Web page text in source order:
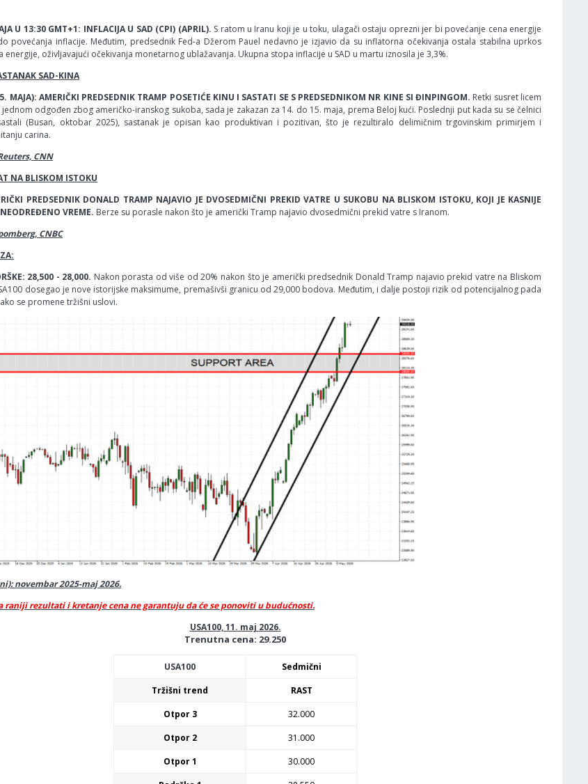
U 13:30 GMT+1: INFLACIJA U SAD (CPI) (APRIL). S ratom u Iranu koji je u toku, ulagači ostaju oprezni jer bi povećanje cena energije
povećanja inflacije. Međutim, predsednik Fed-a Džerom Pauel nedavno je izjavio da su inflatorna očekivanja ostala stabilna uprkos
energije, oživljavajući očekivanja monetarnog ublažavanja. Ukupna stopa inflacije u SAD u martu iznosila je 3,3%.
SAD-KINA
MAJA): AMERIČKI PREDSEDNIK TRAMP POSETIĆE KINU I SASTATI SE S PREDSEDNIKOM NR KINE SI ĐINPINGOM. Retki susret licem
jednom odgođen zbog američko-iranskog sukoba, sada je zakazan za 14. do 15. maja, prema Beloj kući. Poslednji put kada su se čelnici
(Busan, oktobar 2025), sastanak je opisan kao produktivan i pozitivan, što je rezultiralo delimičnim trgovinskim primirjem i
carina.
CNN
NA BLISKOM ISTOKU
PREDSEDNIK DONALD TRAMP NAJAVIO JE DVOSEDMIČNI PREKID VATRE U SUKOBU NA BLISKOM ISTOKU, KOJI JE KASNIJE
VREME. Berze su porasle nakon što je američki Tramp najavio dvosedmični prekid vatre s Iranom.
CNBC
28,500 - 28,000. Nakon porasta od više od 20% nakon što je američki predsednik Donald Tramp najavio prekid vatre na Bliskom
dosegao je nove istorijske maksimume, premašivši granicu od 29,000 bodova. Međutim, i dalje postoji rizik od potencijalnog pada
se promene tržišni uslovi.
novembar 2025-maj 2026.
raniji rezultati i kretanje cena ne garantuju da će se ponoviti u budućnosti.
USA100, 11. maj 2026.
Trenutna cena: 29.250
USA100
Sedmični
Tržišni trend
RAST
Otpor 3
32.000
Otpor 2
31.000
Otpor 1
30.000